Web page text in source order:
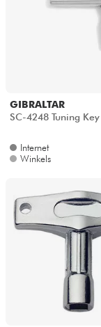
Drums &
Kinderen
Kabels &
HiFi
Sets
GIBRALTAR
SC-4248 Tuning Key
Internet
Winkels